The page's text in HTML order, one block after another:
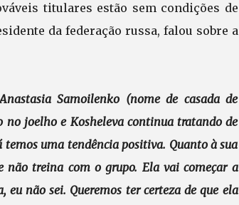
titulares estão sem condições de
da federação russa, falou sobre a
Samoilenko (nome de casada de
joelho e Kosheleva continua tratando de
uma tendência positiva. Quanto à sua
treina com o grupo. Ela vai começar a
não sei. Queremos ter certeza de que ela